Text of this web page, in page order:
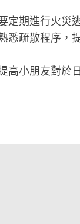
定期進行火災
悉疏散程序，
高小朋友對於